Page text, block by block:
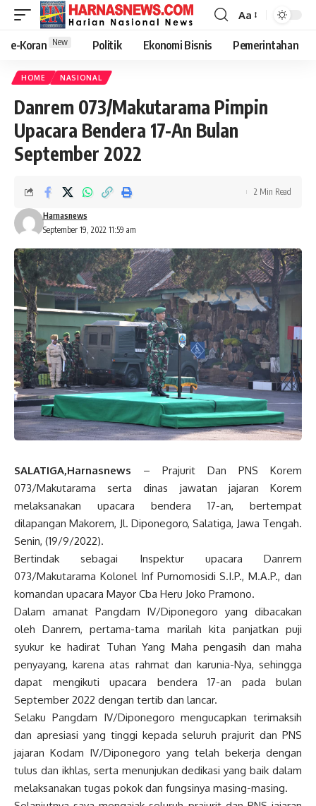
Aa
e-Koran New Politik Ekonomi Bisnis Pemerintahan
HOME NASIONAL
Danrem 073/Makutarama Pimpin
Upacara Bendera 17-An Bulan
September 2022
September 19, 2022 11:59 am
Harnasnews
2 Min Read
SALATIGA,Harnasnews – Prajurit Dan PNS Korem
073/Makutarama serta dinas jawatan jajaran Korem
melaksanakan upacara bendera 17-an, bertempat
dilapangan Makorem, Jl. Diponegoro, Salatiga, Jawa Tengah.
Senin, (19/9/2022).
Bertindak sebagai Inspektur upacara Danrem
073/Makutarama Kolonel Inf Purnomosidi S.I.P., M.A.P., dan
komandan upacara Mayor Cba Heru Joko Pramono.
Dalam amanat Pangdam IV/Diponegoro yang dibacakan
oleh Danrem, pertama-tama marilah kita panjatkan puji
syukur ke hadirat Tuhan Yang Maha pengasih dan maha
penyayang, karena atas rahmat dan karunia-Nya, sehingga
dapat mengikuti upacara bendera 17-an pada bulan
September 2022 dengan tertib dan lancar.
Selaku Pangdam IV/Diponegoro mengucapkan terimaksih
dan apresiasi yang tinggi kepada seluruh prajurit dan PNS
jajaran Kodam IV/Diponegoro yang telah bekerja dengan
tulus dan ikhlas, serta menunjukan dedikasi yang baik dalam
melaksanakan tugas pokok dan fungsinya masing-masing.